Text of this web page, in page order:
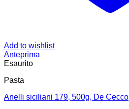
Add to wishlist
Anteprima
Esaurito
Pasta
Anelli siciliani 179, 500g, De Cecco